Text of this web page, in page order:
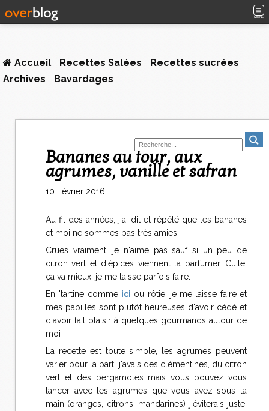
MENU
Accueil Recettes Salées
Recettes sucrées
Archives
Bavardages
Bananes au four, aux
agrumes, vanille et safran
10 Février 2016
Au fil des années, j'ai dit et répété que les bananes
et moi ne sommes pas très amies.
Crues vraiment, je n'aime pas sauf si un peu de
citron vert et d'épices viennent la parfumer. Cuite,
ça va mieux, je me laisse parfois faire.
En "tartine comme ici ou rôtie, je me laisse faire et
mes papilles sont plutôt heureuses d'avoir cédé et
d'avoir fait plaisir à quelques gourmands autour de
moi !
La recette est toute simple, les agrumes peuvent
varier pour la part, j'avais des clémentines, du citron
vert et des bergamotes mais vous pouvez vous
lancer avec les agrumes que vous avez sous la
main (oranges, citrons, mandarines) j'éviterais juste,